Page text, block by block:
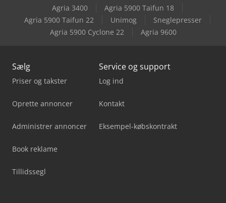
Felder Rl 300
Felder Rl 350
Agria 3400
Agria 5900 Taifun 18
Agria 5900 Taifun 22
Unimog
Sneglepresser
Agria 5900 Cyclone 22
Agria 9600
Sælg
Priser og takster
Oprette annoncer
Administrer annoncer
Book reklame
Tillidssegl
Service og support
Log ind
Kontakt
Eksempel-købskontrakt